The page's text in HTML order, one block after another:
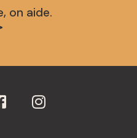
on aide.